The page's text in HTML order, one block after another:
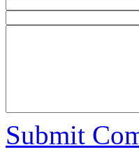
Submit